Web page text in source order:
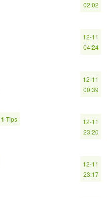
02:02
12-11
04:24
12-11
00:39
1 Tips
12-11
23:20
12-11
23:17